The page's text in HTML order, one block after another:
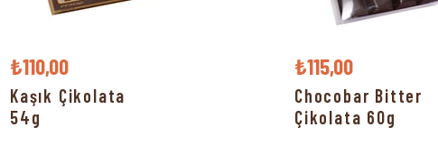
₺110,00
Kaşık Çikolata
54g
₺115,00
Chocobar Bitter
Çikolata 60g